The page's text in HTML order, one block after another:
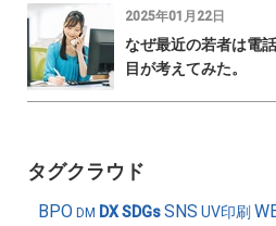
2025年01月22日
なぜ最近の若者は電
目が考えてみた。
タグクラウド
BPO DM DXSDGsSNS UV印刷